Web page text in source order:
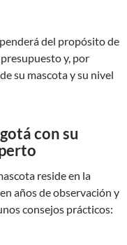
del propósito de
y, por
su mascota y su nivel
con su
reside en la
años de observación y
consejos prácticos: